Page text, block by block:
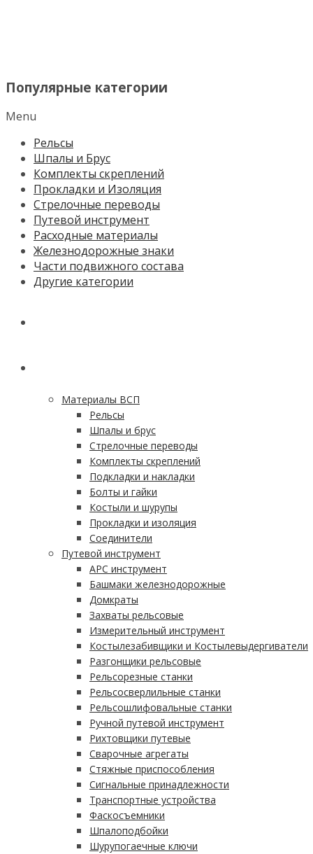
Популярные категории
Menu
Рельсы
Шпалы и Брус
Комплекты скреплений
Прокладки и Изоляция
Стрелочные переводы
Путевой инструмент
Расходные материалы
Железнодорожные знаки
Части подвижного состава
Другие категории
Материалы ВСП
Рельсы
Шпалы и брус
Стрелочные переводы
Комплекты скреплений
Подкладки и накладки
Болты и гайки
Костыли и шурупы
Прокладки и изоляция
Соединители
Путевой инструмент
АРС инструмент
Башмаки железнодорожные
Домкраты
Захваты рельсовые
Измерительный инструмент
Костылезабивщики и Костылевыдергиватели
Разгонщики рельсовые
Рельсорезные станки
Рельсосверлильные станки
Рельсошлифовальные станки
Ручной путевой инструмент
Рихтовщики путевые
Сварочные агрегаты
Стяжные приспособления
Сигнальные принадлежности
Транспортные устройства
Фаскосъемники
Шпалоподбойки
Шурупогаечные ключи